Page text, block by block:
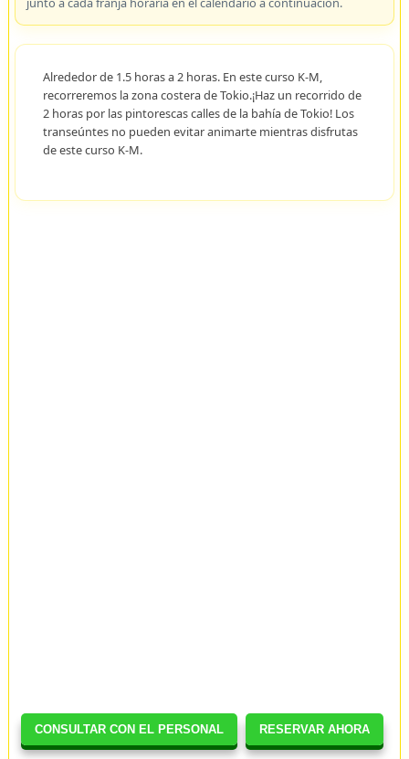
CONSULTAR CON EL PERSONAL RESERVAR AHORA
Alrededor de 1.5 horas a 2 horas. En este curso K-M,
recorreremos la zona costera de Tokio.¡Haz un recorrido de
2 horas por las pintorescas calles de la bahía de Tokio! Los
transeúntes no pueden evitar animarte mientras disfrutas
de este curso K-M.